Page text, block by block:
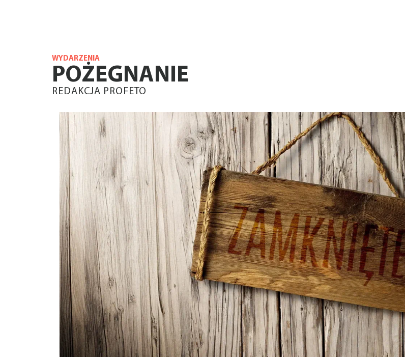
WYDARZENIA
POŻEGNANIE
REDAKCJA PROFETO